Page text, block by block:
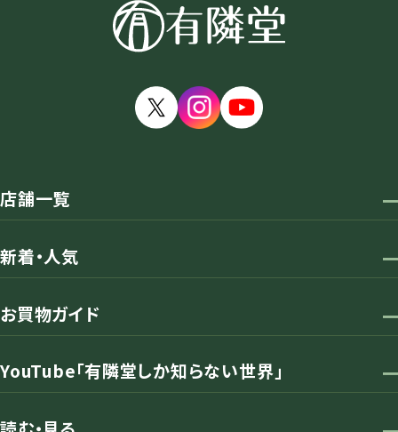
店舗一覧
新着・人気
お買物ガイド
YouTube「有隣堂しか知らない世界」